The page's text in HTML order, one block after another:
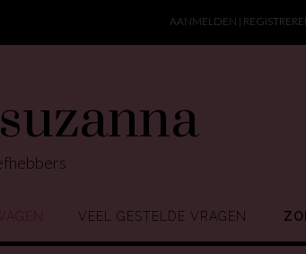
AANMELDEN |
VEEL GESTELDE VRAGEN